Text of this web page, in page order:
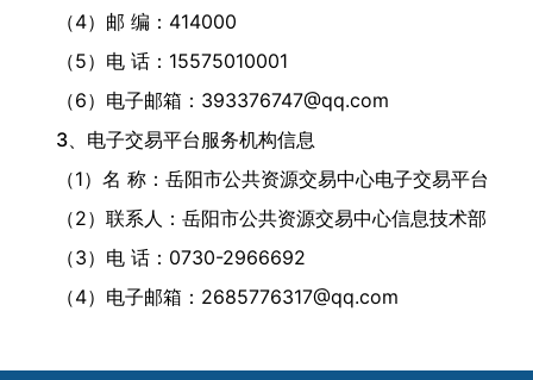
（4）邮 编：414000
（5）电 话：15575010001
（6）电子邮箱：393376747@qq.com
3、电子交易平台服务机构信息
（1）名 称：岳阳市公共资源交易中心电子交易平台
（2）联系人：岳阳市公共资源交易中心信息技术部
（3）电 话：0730-2966692
（4）电子邮箱：2685776317@qq.com